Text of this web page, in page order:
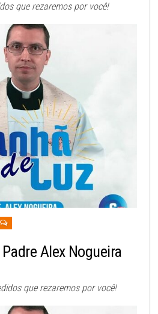
que rezaremos por você!
Alex Nogueira
que rezaremos por você!